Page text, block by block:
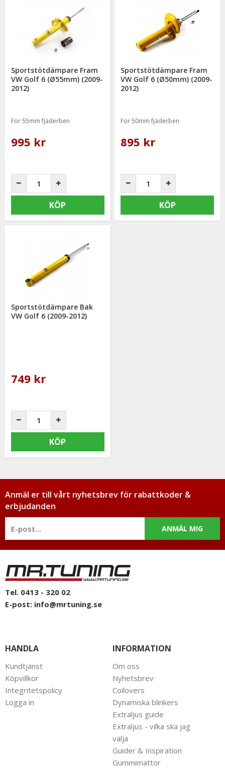
mail: info@mrtuning.se
Sportstötdämpare Fram
VW Golf 6 (Ø55mm) (2009-
2012)
För 55mm fjäderben
995 kr
KÖP
Sportstötdämpare Fram
VW Golf 6 (Ø50mm) (2009-
2012)
För 50mm fjäderben
895 kr
KÖP
Sportstötdämpare Bak
VW Golf 6 (2009-2012)
749 kr
KÖP
Anmäl er till vårt nyhetsbrev för rabattkoder &
erbjudanden
ANMÄL MIG
Tel. 0413 - 320 02
E-post: info@mrtuning.se
HANDLA
Kundtjänst
Köpvillkor
Integritetspolicy
Logga in
INFORMATION
Om oss
Nyhetsbrev
Coilovers
Dynamiska blinkers
Extraljus guide
Extraljus - vilka ska jag
välja
Guider & Inspiration
Gummimattor